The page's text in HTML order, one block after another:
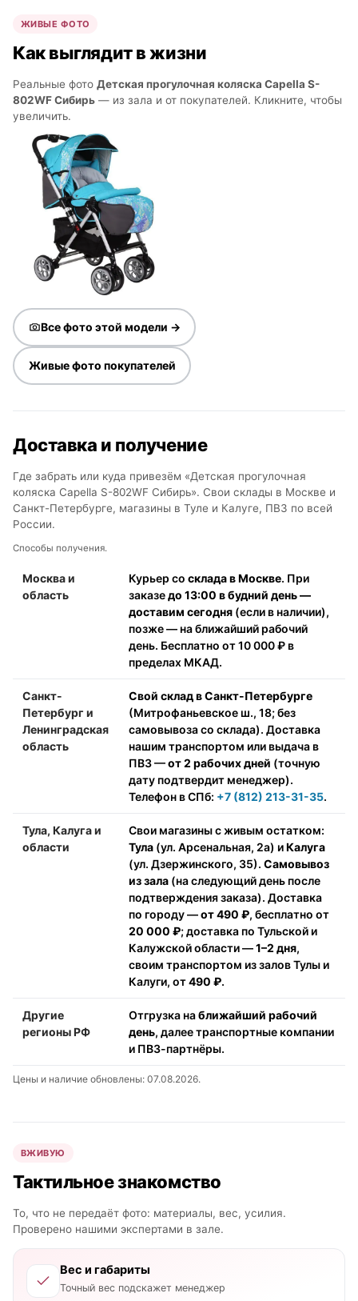
ЖИВЫЕ ФОТО
Как выглядит в жизни
Реальные фото Детская прогулочная коляска Capella S-
802WF Сибирь — из зала и от покупателей. Кликните, чтобы
увеличить.
Все фото этой модели →
Живые фото покупателей
Доставка и получение
Где забрать или куда привезём «Детская прогулочная
коляска Capella S-802WF Сибирь». Свои склады в Москве и
Санкт-Петербурге, магазины в Туле и Калуге, ПВЗ по всей
России.
Способы получения.
Москва и
область
Курьер со склада в Москве. При
заказедо 13:00 в будний день —
доставим сегодня (если в наличии),
позже — на ближайший рабочий
день. Бесплатно от 10 000 ₽ в
пределах МКАД.
Санкт-
Петербург и
Ленинградская
область
Свой склад в Санкт-Петербурге
(Митрофаньевское ш., 18; без
самовывоза со склада). Доставка
нашим транспортом или выдача в
ПВЗ —от 2 рабочих дней (точную
дату подтвердит менеджер).
Телефон в СПб: +7 (812) 213-31-35.
Тула, Калуга и
области
Свои магазины с живым остатком:
Тула (ул. Арсенальная, 2а) иКалуга
(ул. Дзержинского, 35). Самовывоз
из зала (на следующий день после
подтверждения заказа). Доставка
по городу —от 490 ₽, бесплатно от
20 000 ₽; доставка по Тульской и
Калужской области —1–2 дня,
своим транспортом из залов Тулы и
Калуги, от490 ₽.
Другие
регионы РФ
Отгрузка наближайший рабочий
день, далее транспортные компании
и ПВЗ-партнёры.
Цены и наличие обновлены: 07.08.2026.
ВЖИВУЮ
Тактильное знакомство
То, что не передаёт фото: материалы, вес, усилия.
Проверено нашими экспертами в зале.
Вес и габариты
Точный вес подскажет менеджер